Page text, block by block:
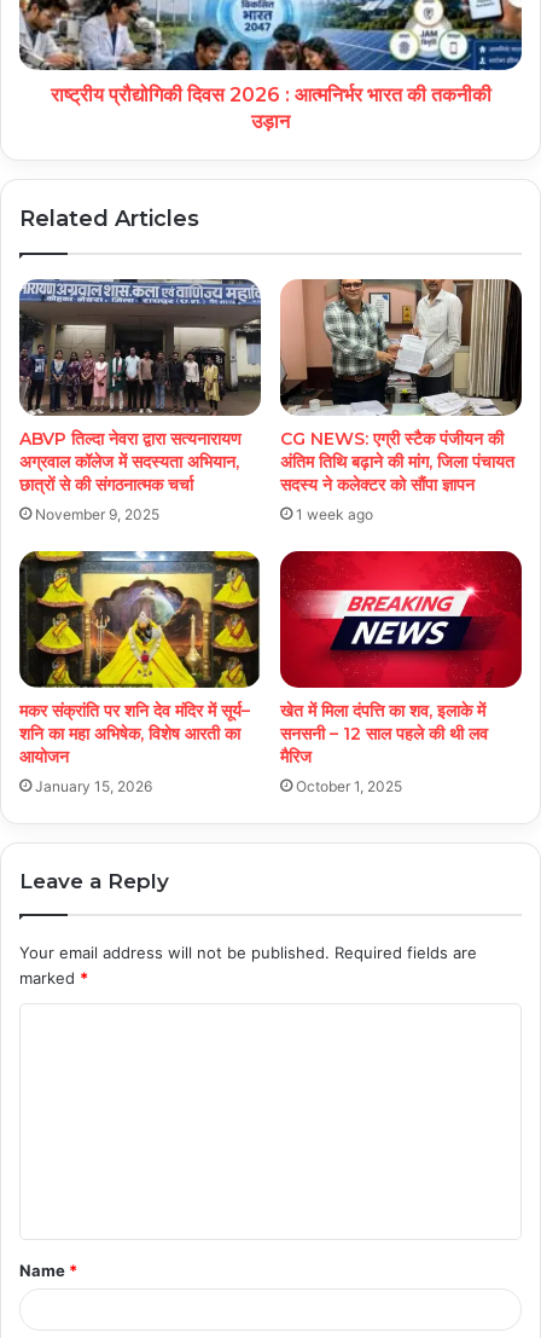
राष्ट्रीय प्रौद्योगिकी दिवस 2026 : आत्मनिर्भर भारत की तकनीकी
उड़ान
Related Articles
ABVP तिल्दा नेवरा द्वारा सत्यनारायण
अग्रवाल कॉलेज में सदस्यता अभियान,
छात्रों से की संगठनात्मक चर्चा
November 9, 2025
CG NEWS: एग्री स्टैक पंजीयन की
अंतिम तिथि बढ़ाने की मांग, जिला पंचायत
सदस्य ने कलेक्टर को सौंपा ज्ञापन
1 week ago
मकर संक्रांति पर शनि देव मंदिर में सूर्य–
शनि का महा अभिषेक, विशेष आरती का
आयोजन
January 15, 2026
खेत में मिला दंपत्ति का शव, इलाके में
सनसनी – 12 साल पहले की थी लव
मैरिज
October 1, 2025
Leave a Reply
Your email address will not be published. Required fields are
marked *
t
*
Name *